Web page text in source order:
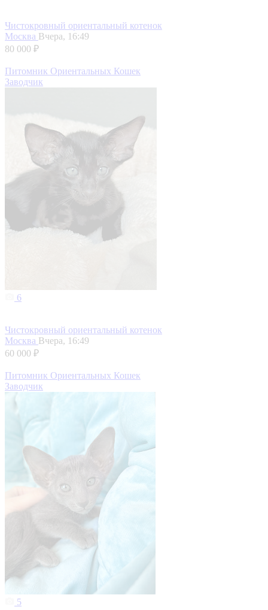
Чистокровный ориентальный котенок
Москва Вчера, 16:49
80 000 ₽
Питомник Ориентальных Кошек
Заводчик
6
Чистокровный ориентальный котенок
Москва Вчера, 16:49
60 000 ₽
Питомник Ориентальных Кошек
Заводчик
5